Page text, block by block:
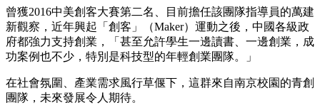
曾獲2016中美創客大賽第二名、目前擔任該團隊指導員的萬建
新觀察，近年興起「創客」（Maker）運動之後，中國各級政
府都強力支持創業，「甚至允許學生一邊讀書、一邊創業，成
功案例也不少，特別是科技型的年輕創業團隊。」
在社會氛圍、產業需求風行草偃下，這群來自南京校園的青創
團隊，未來發展令人期待。